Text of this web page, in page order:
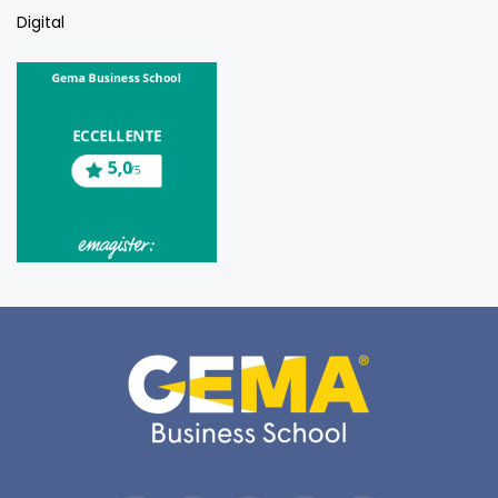
Digital